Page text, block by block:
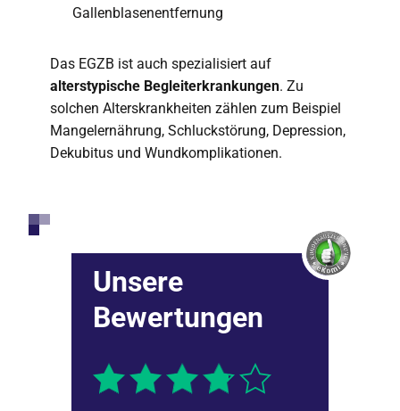
Gallenblasenentfernung
Das EGZB ist auch spezialisiert auf
alterstypische Begleiterkrankungen. Zu
solchen Alterskrankheiten zählen zum Beispiel
Mangelernährung, Schluckstörung, Depression,
Dekubitus und Wundkomplikationen.
Unsere
Bewertungen